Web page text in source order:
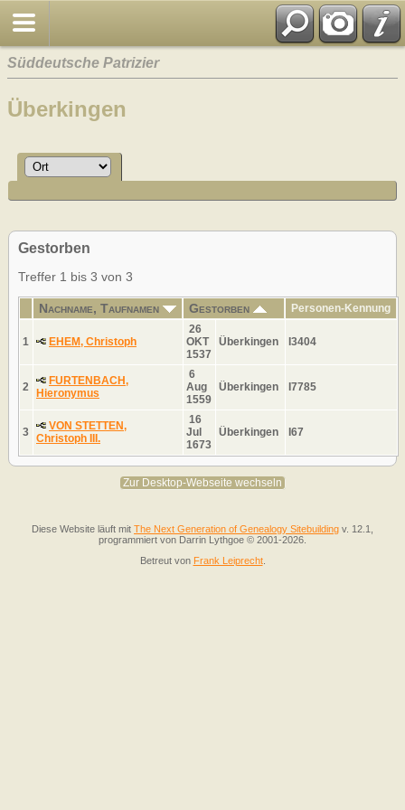
Süddeutsche Patrizier
Überkingen
Gestorben
Treffer 1 bis 3 von 3
Nachname, Taufnamen Gestorben Personen-Kennung
1 EHEM, Christoph
26
OKT
1537
Überkingen I3404
2
FURTENBACH,
Hieronymus
6
Aug
1559
Überkingen I7785
3
VON STETTEN,
Christoph III.
16
Jul
1673
Überkingen I67
Zur Desktop-Webseite wechseln
Diese Website läuft mit The Next Generation of Genealogy Sitebuilding v. 12.1,
programmiert von Darrin Lythgoe © 2001-2026.
Betreut von Frank Leiprecht.